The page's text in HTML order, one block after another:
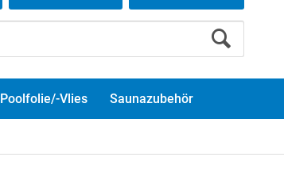
Poolfolie/-Vlies Saunazubehör